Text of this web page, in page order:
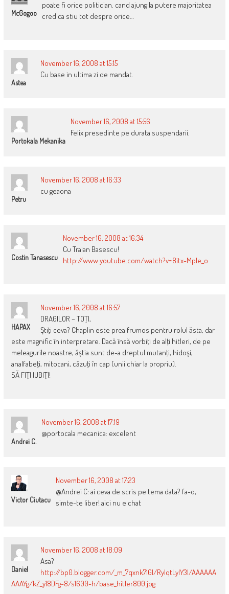
McGogoo
poate fi orice politician. cand ajung la putere majoritatea
cred ca stiu tot despre orice…
Astea
November 16, 2008 at 15:15
Cu base in ultima zi de mandat.
Portokala Mekanika
November 16, 2008 at 15:56
Felix presedinte pe durata suspendarii.
Petru
November 16, 2008 at 16:33
cu geaona
Costin Tanasescu
November 16, 2008 at 16:34
Cu Traian Basescu!
http://www.youtube.com/watch?v=8itx-Mple_o
HAPAX
November 16, 2008 at 16:57
DRAGILOR – TOŢI,
Ştiţi ceva? Chaplin este prea frumos pentru rolul ăsta, dar
este magnific în interpretare. Dacă însă vorbiţi de alţi hitleri, de pe
meleagurile noastre, ăştia sunt de-a dreptul mutanţi, hidoşi,
analfabeţi, mitocani, căzuţi în cap (unii chiar la propriu).
SĂ FIŢI IUBIŢI!
Andrei C.
November 16, 2008 at 17:19
@portocala mecanica: excelent
Victor Ciutacu
November 16, 2008 at 17:23
@Andrei C: ai ceva de scris pe tema data? fa-o,
simte-te liber! aici nu e chat
Daniel
November 16, 2008 at 18:09
Asa?
http://bp0.blogger.com/_m_7qxnk71GI/RyIqtLyIY3I/AAAAAA
AAAYg/kZ_y18DFg-8/s1600-h/base_hitler800.jpg